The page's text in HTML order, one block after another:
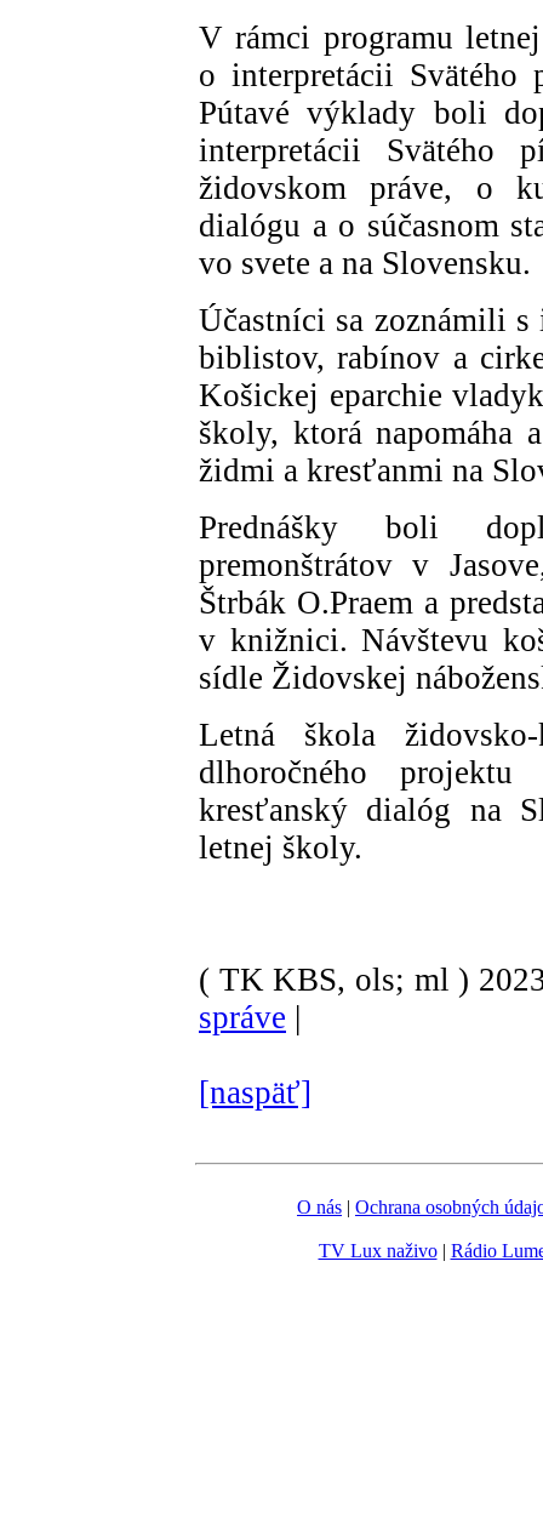
V rámci programu
o interpretácii Svätého
Pútavé výklady boli
interpretácii Svätého
židovskom práve, o
dialógu a o súčasnom
vo svete a na Slovensku.
Účastníci sa zoznámili s
biblistov, rabínov a
Košickej eparchie
školy, ktorá napomáha
židmi a kresťanmi na
Prednášky boli
premonštrátov v
Štrbák O.Praem a
v knižnici. Návštevu
sídle Židovskej
Letná škola
dlhoročného
kresťanský dialóg na
letnej školy.
( TK KBS, ols; ml )
správe |
[naspäť]
O nás | Ochrana osobných
TV Lux naživo| Rádio